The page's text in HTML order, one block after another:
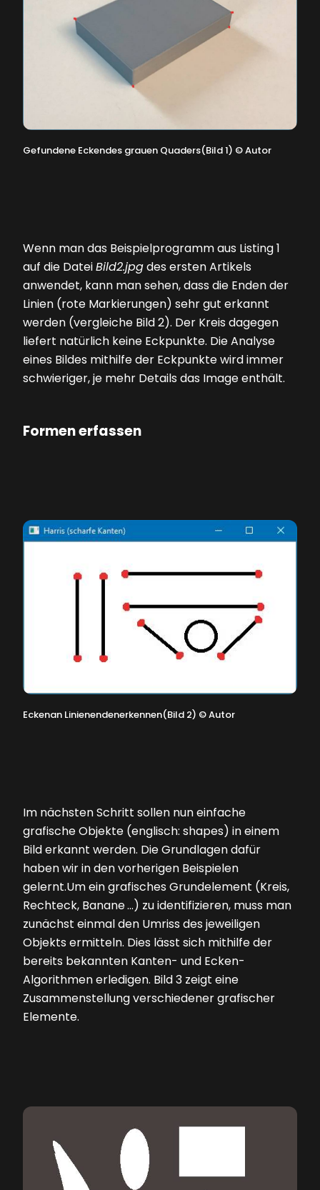
Gefundene Eckendes grauen Quaders(Bild 1) ©Autor
Wenn man das Beispielprogramm aus Listing 1
auf die DateiBild2.jpgdes ersten Artikels
anwendet, kann man sehen, dass die Enden der
Linien (rote Markierungen) sehr gut erkannt
werden (vergleiche Bild 2). Der Kreis dagegen
liefert natürlich keine Eckpunkte. Die Analyse
eines Bildes mithilfe der Eckpunkte wird ­immer
schwieriger, je mehr Details das Image enthält.
Formen erfassen
Eckenan Linienendenerkennen(Bild 2) ©Autor
Im nächsten Schritt sollen nun einfache
grafische Objekte (englisch: shapes) in einem
Bild erkannt werden. Die Grundlagen dafür
haben wir in den vorherigen Beispielen
gelernt.Um ein grafisches Grundelement (Kreis,
Rechteck, Banane …) zu identifizieren, muss man
zunächst einmal den Umriss des jeweiligen
Objekts ermitteln. Dies lässt sich mithilfe der
bereits bekannten Kanten- und Ecken-
Algorithmen erledigen. Bild 3 zeigt eine
Zusammenstellung verschiedener grafischer
Elemente.